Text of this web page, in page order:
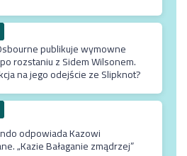
publikuje wymowne
rozstaniu z Sidem Wilsonem.
na jego odejście ze Slipknot?
odpowiada Kazowi
„Kazie Bałaganie zmądrzej”